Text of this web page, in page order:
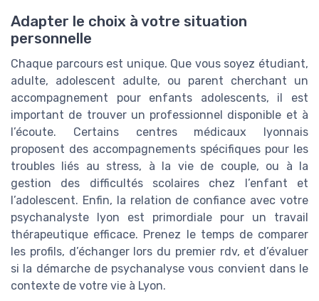
Adapter le choix à votre situation
personnelle
Chaque parcours est unique. Que vous soyez étudiant,
adulte, adolescent adulte, ou parent cherchant un
accompagnement pour enfants adolescents, il est
important de trouver un professionnel disponible et à
l’écoute. Certains centres médicaux lyonnais
proposent des accompagnements spécifiques pour les
troubles liés au stress, à la vie de couple, ou à la
gestion des difficultés scolaires chez l’enfant et
l’adolescent. Enfin, la relation de confiance avec votre
psychanalyste lyon est primordiale pour un travail
thérapeutique efficace. Prenez le temps de comparer
les profils, d’échanger lors du premier rdv, et d’évaluer
si la démarche de psychanalyse vous convient dans le
contexte de votre vie à Lyon.